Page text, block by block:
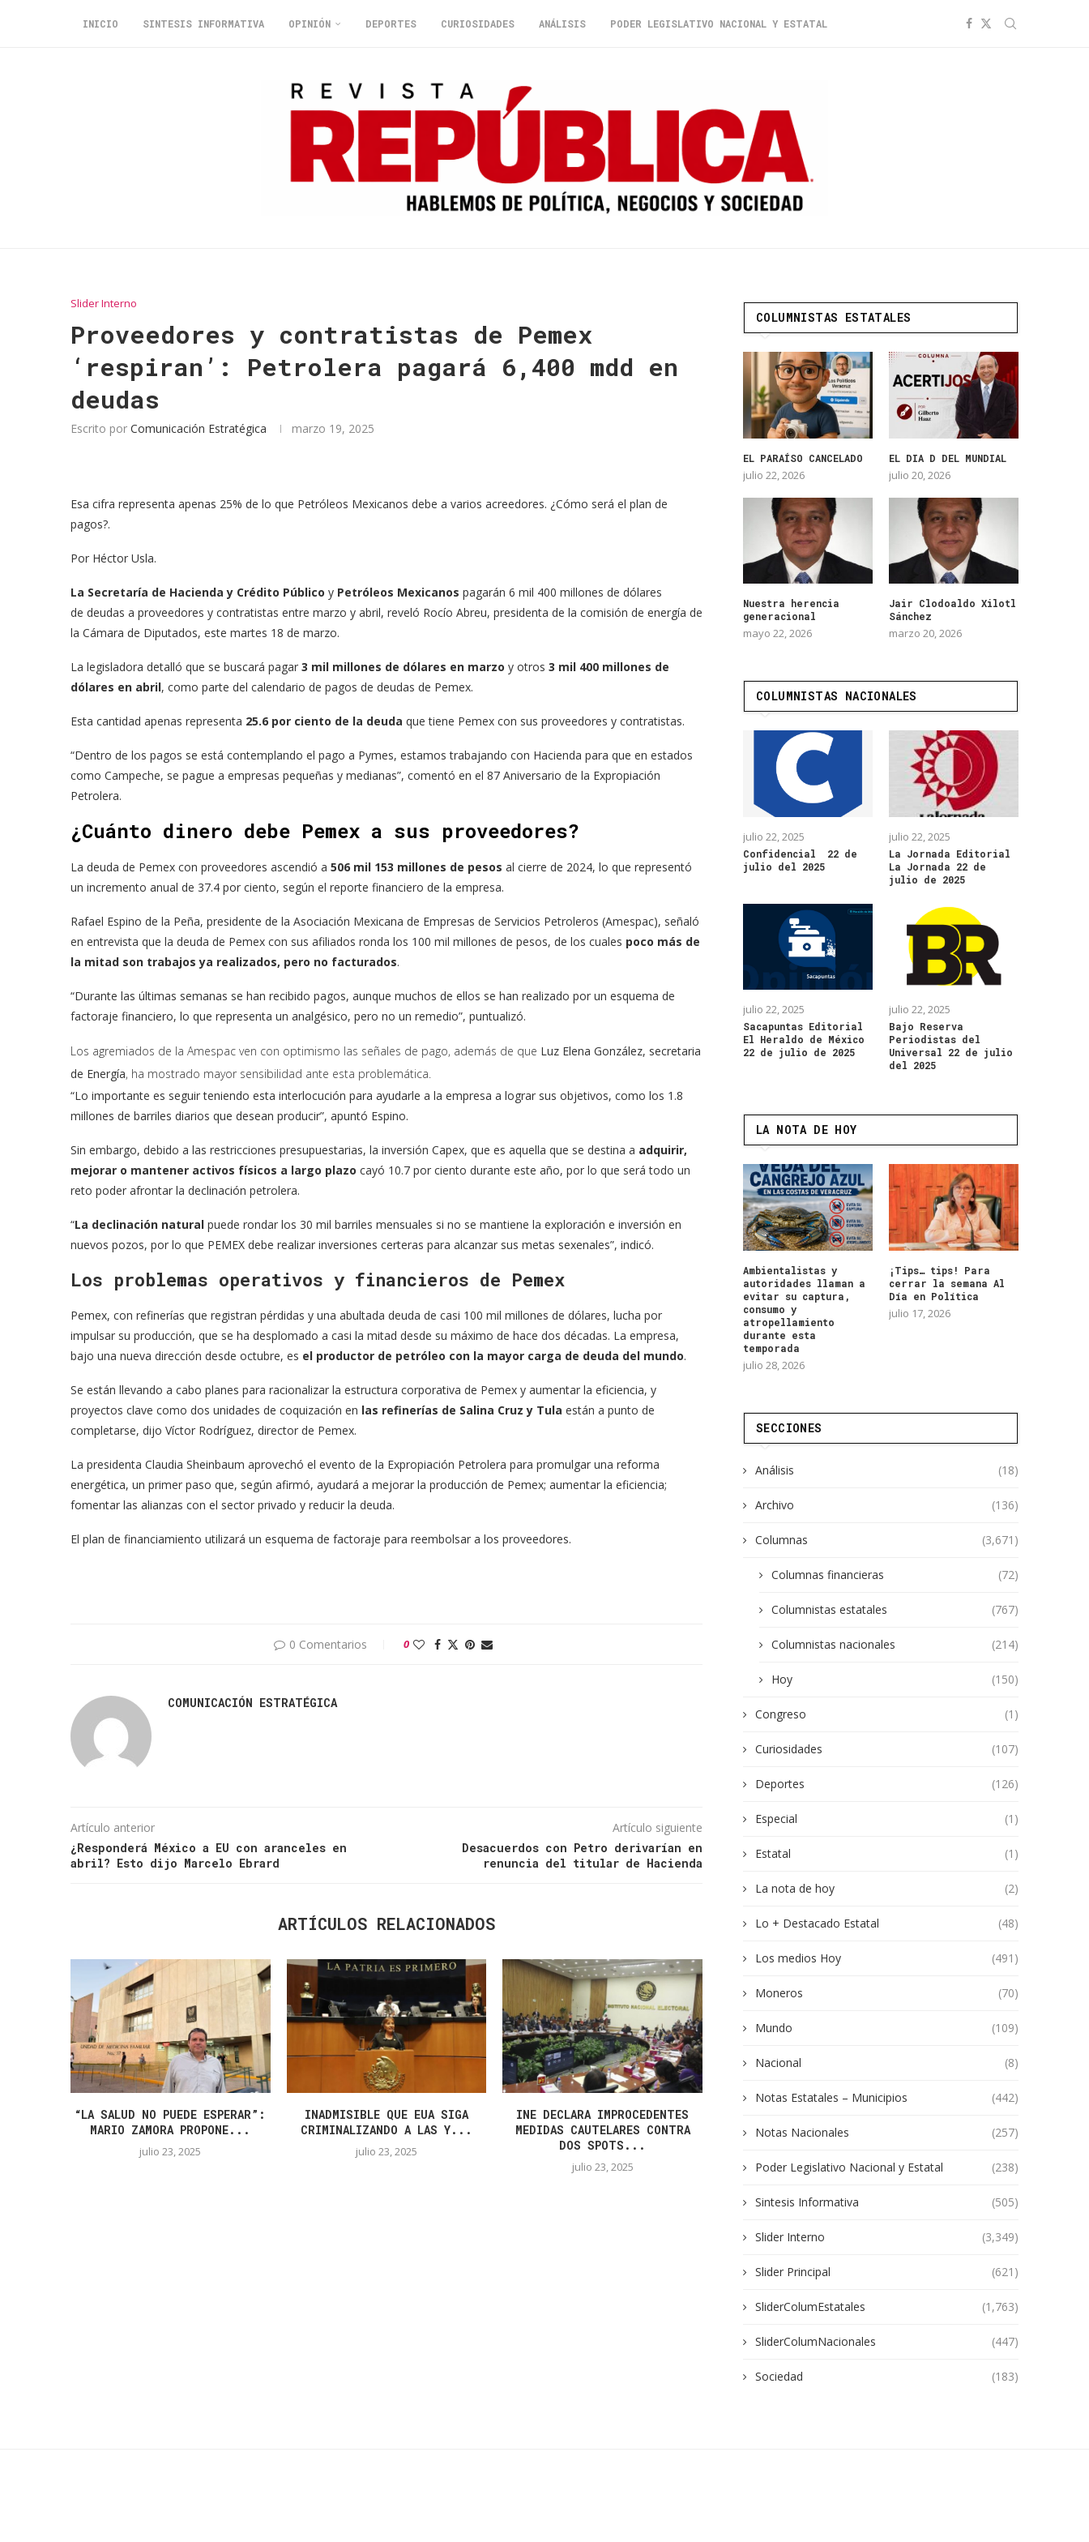
INICIO SINTESIS INFORMATIVA OPINIÓN DEPORTES CURIOSIDADES ANÁLISIS PODER LEGISLATIVO NACIONAL Y ESTATAL
Slider Interno
Proveedores y contratistas de Pemex
‘respiran’: Petrolera pagará 6,400 mdd en
deudas
Escrito por Comunicación Estratégica marzo 19, 2025
Esa cifra representa apenas 25% de lo que Petróleos Mexicanos debe a varios acreedores. ¿Cómo será el plan de
pagos?.
Por Héctor Usla.
La Secretaría de Hacienda y Crédito Público y Petróleos Mexicanos pagarán 6 mil 400 millones de dólares
de deudas a proveedores y contratistas entre marzo y abril, reveló Rocío Abreu, presidenta de la comisión de energía de
la Cámara de Diputados, este martes 18 de marzo.
La legisladora detalló que se buscará pagar 3 mil millones de dólares en marzo y otros 3 mil 400 millones de
dólares en abril, como parte del calendario de pagos de deudas de Pemex.
Esta cantidad apenas representa 25.6 por ciento de la deuda que tiene Pemex con sus proveedores y contratistas.
“Dentro de los pagos se está contemplando el pago a Pymes, estamos trabajando con Hacienda para que en estados
como Campeche, se pague a empresas pequeñas y medianas”, comentó en el 87 Aniversario de la Expropiación
Petrolera.
¿Cuánto dinero debe Pemex a sus proveedores?
La deuda de Pemex con proveedores ascendió a 506 mil 153 millones de pesos al cierre de 2024, lo que representó
un incremento anual de 37.4 por ciento, según el reporte financiero de la empresa.
Rafael Espino de la Peña, presidente de la Asociación Mexicana de Empresas de Servicios Petroleros (Amespac), señaló
en entrevista que la deuda de Pemex con sus afiliados ronda los 100 mil millones de pesos, de los cuales poco más de
la mitad son trabajos ya realizados, pero no facturados.
“Durante las últimas semanas se han recibido pagos, aunque muchos de ellos se han realizado por un esquema de
factoraje financiero, lo que representa un analgésico, pero no un remedio”, puntualizó.
Los agremiados de la Amespac ven con optimismo las señales de pago, además de que Luz Elena González, secretaria
de Energía, ha mostrado mayor sensibilidad ante esta problemática.
“Lo importante es seguir teniendo esta interlocución para ayudarle a la empresa a lograr sus objetivos, como los 1.8
millones de barriles diarios que desean producir”, apuntó Espino.
Sin embargo, debido a las restricciones presupuestarias, la inversión Capex, que es aquella que se destina a adquirir,
mejorar o mantener activos físicos a largo plazo cayó 10.7 por ciento durante este año, por lo que será todo un
reto poder afrontar la declinación petrolera.
“La declinación natural puede rondar los 30 mil barriles mensuales si no se mantiene la exploración e inversión en
nuevos pozos, por lo que PEMEX debe realizar inversiones certeras para alcanzar sus metas sexenales”, indicó.
Los problemas operativos y financieros de Pemex
Pemex, con refinerías que registran pérdidas y una abultada deuda de casi 100 mil millones de dólares, lucha por
impulsar su producción, que se ha desplomado a casi la mitad desde su máximo de hace dos décadas. La empresa,
bajo una nueva dirección desde octubre, es el productor de petróleo con la mayor carga de deuda del mundo.
Se están llevando a cabo planes para racionalizar la estructura corporativa de Pemex y aumentar la eficiencia, y
proyectos clave como dos unidades de coquización en las refinerías de Salina Cruz y Tula están a punto de
completarse, dijo Víctor Rodríguez, director de Pemex.
La presidenta Claudia Sheinbaum aprovechó el evento de la Expropiación Petrolera para promulgar una reforma
energética, un primer paso que, según afirmó, ayudará a mejorar la producción de Pemex; aumentar la eficiencia;
fomentar las alianzas con el sector privado y reducir la deuda.
El plan de financiamiento utilizará un esquema de factoraje para reembolsar a los proveedores.
0 Comentarios 0
COMUNICACIÓN ESTRATÉGICA
Artículo anterior
¿Responderá México a EU con aranceles en
abril? Esto dijo Marcelo Ebrard
Artículo siguiente
Desacuerdos con Petro derivarían en
renuncia del titular de Hacienda
ARTÍCULOS RELACIONADOS
“LA SALUD NO PUEDE ESPERAR”:
MARIO ZAMORA PROPONE...
julio 23, 2025
INADMISIBLE QUE EUA SIGA
CRIMINALIZANDO A LAS Y...
julio 23, 2025
INE DECLARA IMPROCEDENTES
MEDIDAS CAUTELARES CONTRA
DOS SPOTS...
julio 23, 2025
COLUMNISTAS ESTATALES
EL PARAÍSO CANCELADO
julio 22, 2026
EL DIA D DEL MUNDIAL
julio 20, 2026
Nuestra herencia
generacional
mayo 22, 2026
Jair Clodoaldo Xilotl
Sánchez
marzo 20, 2026
COLUMNISTAS NACIONALES
julio 22, 2025
Confidencial 22 de
julio del 2025
julio 22, 2025
La Jornada Editorial
La Jornada 22 de
julio de 2025
julio 22, 2025
Sacapuntas Editorial
El Heraldo de México
22 de julio de 2025
julio 22, 2025
Bajo Reserva
Periodistas del
Universal 22 de julio
del 2025
LA NOTA DE HOY
Ambientalistas y
autoridades llaman a
evitar su captura,
consumo y
atropellamiento
durante esta
temporada
julio 28, 2026
¡Tips… tips! Para
cerrar la semana Al
Día en Política
julio 17, 2026
SECCIONES
Análisis (18)
Archivo (136)
Columnas (3,671)
Columnas financieras (72)
Columnistas estatales (767)
Columnistas nacionales (214)
Hoy (150)
Congreso (1)
Curiosidades (107)
Deportes (126)
Especial (1)
Estatal (1)
La nota de hoy (2)
Lo + Destacado Estatal (48)
Los medios Hoy (491)
Moneros (70)
Mundo (109)
Nacional (8)
Notas Estatales – Municipios (442)
Notas Nacionales (257)
Poder Legislativo Nacional y Estatal (238)
Sintesis Informativa (505)
Slider Interno (3,349)
Slider Principal (621)
SliderColumEstatales (1,763)
SliderColumNacionales (447)
Sociedad (183)